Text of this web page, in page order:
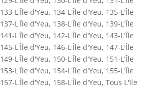
133-L'Île d'Yeu, 134-L'Île d'Yeu, 135-L'Île
137-L'Île d'Yeu, 138-L'Île d'Yeu, 139-L'Île
141-L'Île d'Yeu, 142-L'Île d'Yeu, 143-L'Île
145-L'Île d'Yeu, 146-L'Île d'Yeu, 147-L'Île
149-L'Île d'Yeu, 150-L'Île d'Yeu, 151-L'Île
153-L'Île d'Yeu, 154-L'Île d'Yeu, 155-L'Île
157-L'Île d'Yeu, 158-L'Île d'Yeu, Tous L'Ile